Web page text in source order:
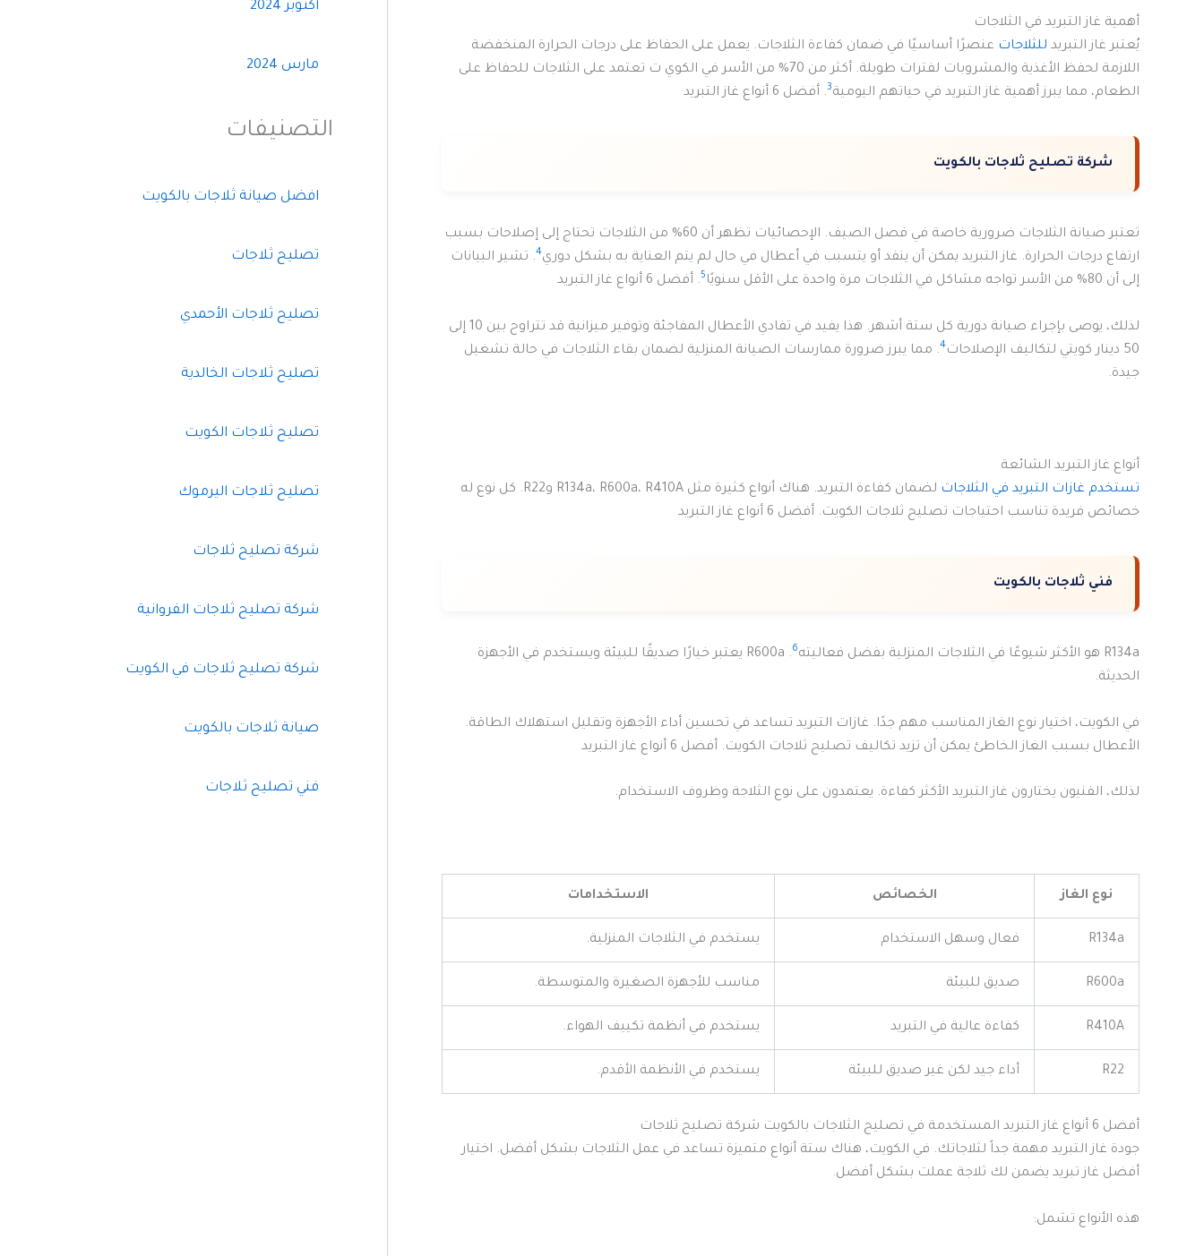
أهمية غاز التبريد في الثلاجات
يُعتبر غاز التبريد للثلاجات عنصرًا أساسيًا في ضمان كفاءة الثلاجات. يعمل على الحفاظ على درجات الحرارة المنخفضة
اللازمة لحفظ الأغذية والمشروبات لفترات طويلة. أكثر من 70% من الأسر في الكوي ت تعتمد على الثلاجات للحفاظ على
الطعام، مما يبرز أهمية غاز التبريد في حياتهم اليومية3. أفضل 6 أنواع غاز التبريد
شركة تصليح ثلاجات بالكويت
تعتبر صيانة الثلاجات ضرورية خاصة في فصل الصيف. الإحصائيات تظهر أن 60% من الثلاجات تحتاج إلى إصلاحات بسبب
ارتفاع درجات الحرارة. غاز التبريد يمكن أن ينفد أو يتسبب في أعطال في حال لم يتم العناية به بشكل دوري4. تشير البيانات
إلى أن 80% من الأسر تواجه مشاكل في الثلاجات مرة واحدة على الأقل سنويًا
5. أفضل 6 أنواع غاز التبريد
لذلك، يوصى بإجراء صيانة دورية كل ستة أشهر. هذا يفيد في تفادي الأعطال المفاجئة وتوفير ميزانية قد تتراوح بين 10 إلى
50 دينار كويتي لتكاليف الإصلاحات
4. مما يبرز ضرورة ممارسات الصيانة المنزلية لضمان بقاء الثلاجات في حالة تشغيل
جيدة.
أنواع غاز التبريد الشائعة
تستخدم غازات التبريد في الثلاجات
لضمان كفاءة التبريد. هناك أنواع كثيرة مثل R134a، R600a، R410A وR22. كل نوع له
خصائص فريدة تناسب احتياجات تصليح ثلاجات الكويت. أفضل 6 أنواع غاز التبريد
فني ثلاجات بالكويت
R134a هو الأكثر شيوعًا في الثلاجات المنزلية بفضل فعاليته 6
. R600a يعتبر خيارًا صديقًا للبيئة ويستخدم في الأجهزة
الحديثة.
في الكويت، اختيار نوع الغاز المناسب مهم جدًا. غازات التبريد تساعد في تحسين أداء الأجهزة وتقليل استهلاك الطاقة.
الأعطال بسبب الغاز الخاطئ يمكن أن تزيد تكاليف تصليح ثلاجات الكويت. أفضل 6 أنواع غاز التبريد
لذلك، الفنيون يختارون غاز التبريد الأكثر كفاءة. يعتمدون على نوع الثلاجة وظروف الاستخدام.
نوع الغاز الخصائص الاستخدامات
R134a فعال وسهل الاستخدام يستخدم في الثلاجات المنزلية.
R600a صديق للبيئة مناسب للأجهزة الصغيرة والمتوسطة.
R410A كفاءة عالية في التبريد يستخدم في أنظمة تكييف الهواء.
R22 أداء جيد لكن غير صديق للبيئة يستخدم في الأنظمة الأقدم.
أفضل 6 أنواع غاز التبريد المستخدمة في تصليح الثلاجات بالكويت شركة تصليح ثلاجات
جودة غاز التبريد مهمة جداً لثلاجاتك. في الكويت، هناك ستة أنواع متميزة تساعد في عمل الثلاجات بشكل أفضل. اختيار
أفضل غاز تبريد يضمن لك ثلاجة عملت بشكل أفضل.
هذه الأنواع تشمل:
أكتوبر 2024
مارس 2024
التصنيفات
افضل صيانة ثلاجات بالكويت
تصليح ثلاجات
تصليح ثلاجات الأحمدي
تصليح ثلاجات الخالدية
تصليح ثلاجات الكويت
تصليح ثلاجات اليرموك
شركة تصليح ثلاجات
شركة تصليح ثلاجات الفروانية
شركة تصليح ثلاجات في الكويت
صيانة ثلاجات بالكويت
فني تصليح ثلاجات